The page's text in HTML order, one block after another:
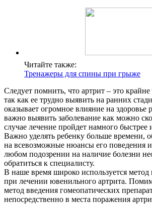
Читайте также:
Тренажеры для спины при грыже
Следует помнить, что артрит – это крайне
так как ее трудно выявить на ранних
оказывает огромное влияние на здоровье
важно выявить заболевание как можно
случае лечение пройдет намного быстрее
Важно уделять ребенку больше времени,
на всевозможные нюансы его поведения
любом подозрении на наличие болезни
обратиться к специалисту.
В наше время широко используется метод
при лечении ювенильного артрита.
метод введения гомеопатических
непосредственно в места поражения